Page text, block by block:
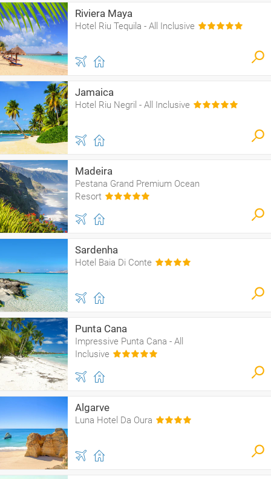
Riviera Maya
Hotel Riu Tequila - All Inclusive
Jamaica
Hotel Riu Negril - All Inclusive
Madeira
Pestana Grand Premium Ocean
Resort
Sardenha
Hotel Baia Di Conte
Punta Cana
Impressive Punta Cana - All
Inclusive
Algarve
Luna Hotel Da Oura